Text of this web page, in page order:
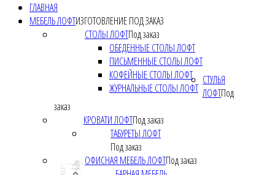
ГЛАВНАЯ
МЕБЕЛЬ ЛОФТИЗГОТОВЛЕНИЕ ПОД ЗАКАЗ
СТОЛЫ ЛОФТПод заказ
ОБЕДЕННЫЕ СТОЛЫ ЛОФТ
ПИСЬМЕННЫЕ СТОЛЫ ЛОФТ
КОФЕЙНЫЕ СТОЛЫ ЛОФТ
ЖУРНАЛЬНЫЕ СТОЛЫ ЛОФТ
СТУЛЬЯ
ЛОФТПод
заказ
КРОВАТИ ЛОФТПод заказ
ТАБУРЕТЫ ЛОФТ
Под заказ
ОФИСНАЯ МЕБЕЛЬ ЛОФТПод заказ